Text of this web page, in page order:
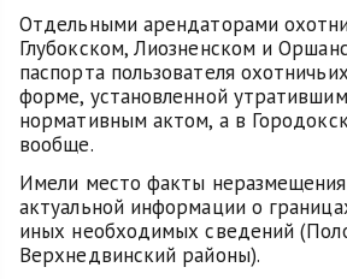
Отдельными арендаторами
Глубокском, Лиозненском и
паспорта пользователя
форме, установленной
нормативным актом, а в
вообще.
Имели место факты
актуальной информации о
иных необходимых сведений
Верхнедвинский районы).